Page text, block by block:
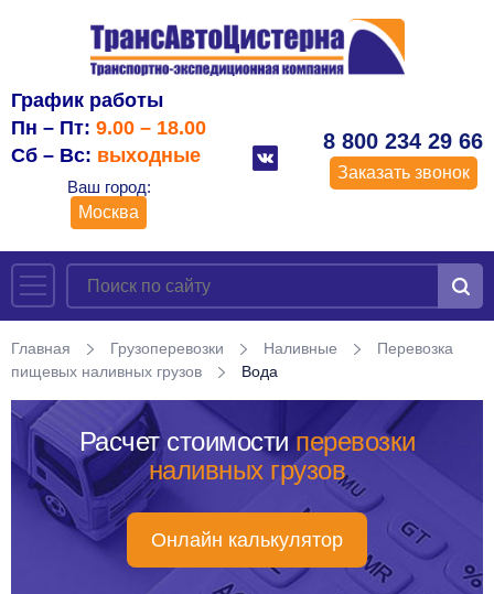
График работы
Пн – Пт: 9.00 – 18.00
Сб – Вс: выходные
Ваш город:
Москва
8 800 234 29 66
Заказать звонок
Главная Грузоперевозки Наливные
Перевозка
пищевых наливных грузов
Вода
Расчет стоимости перевозки
наливных грузов
Онлайн калькулятор